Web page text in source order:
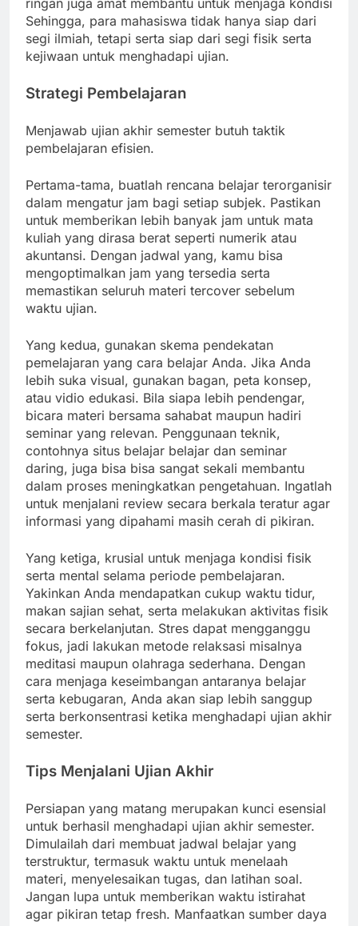
ringan juga amat membantu untuk menjaga kondisi
Sehingga, para mahasiswa tidak hanya siap dari
segi ilmiah, tetapi serta siap dari segi fisik serta
kejiwaan untuk menghadapi ujian.
Strategi Pembelajaran
Menjawab ujian akhir semester butuh taktik
pembelajaran efisien.
Pertama-tama, buatlah rencana belajar terorganisir
dalam mengatur jam bagi setiap subjek. Pastikan
untuk memberikan lebih banyak jam untuk mata
kuliah yang dirasa berat seperti numerik atau
akuntansi. Dengan jadwal yang, kamu bisa
mengoptimalkan jam yang tersedia serta
memastikan seluruh materi tercover sebelum
waktu ujian.
Yang kedua, gunakan skema pendekatan
pemelajaran yang cara belajar Anda. Jika Anda
lebih suka visual, gunakan bagan, peta konsep,
atau vidio edukasi. Bila siapa lebih pendengar,
bicara materi bersama sahabat maupun hadiri
seminar yang relevan. Penggunaan teknik,
contohnya situs belajar belajar dan seminar
daring, juga bisa bisa sangat sekali membantu
dalam proses meningkatkan pengetahuan. Ingatlah
untuk menjalani review secara berkala teratur agar
informasi yang dipahami masih cerah di pikiran.
Yang ketiga, krusial untuk menjaga kondisi fisik
serta mental selama periode pembelajaran.
Yakinkan Anda mendapatkan cukup waktu tidur,
makan sajian sehat, serta melakukan aktivitas fisik
secara berkelanjutan. Stres dapat mengganggu
fokus, jadi lakukan metode relaksasi misalnya
meditasi maupun olahraga sederhana. Dengan
cara menjaga keseimbangan antaranya belajar
serta kebugaran, Anda akan siap lebih sanggup
serta berkonsentrasi ketika menghadapi ujian akhir
semester.
Tips Menjalani Ujian Akhir
Persiapan yang matang merupakan kunci esensial
untuk berhasil menghadapi ujian akhir semester.
Dimulailah dari membuat jadwal belajar yang
terstruktur, termasuk waktu untuk menelaah
materi, menyelesaikan tugas, dan latihan soal.
Jangan lupa untuk memberikan waktu istirahat
agar pikiran tetap fresh. Manfaatkan sumber daya